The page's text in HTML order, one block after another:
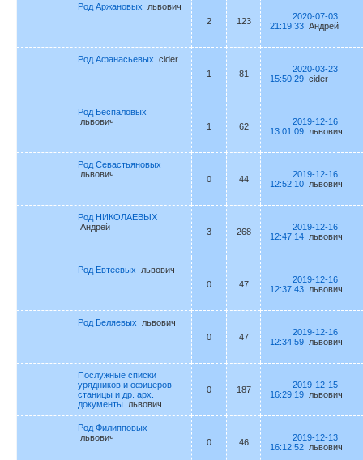
Род Аржановых
львович
2
123
2020-07-03
21:19:33 Андрей
Род Афанасьевых cider
1
81
2020-03-23
15:50:29 cider
Род Беспаловых
львович
1 62
2019-12-16
13:01:09 львович
Род Севастьяновых
львович
0 44
2019-12-16
12:52:10 львович
Род НИКОЛАЕВЫХ
Андрей
3 268
2019-12-16
12:47:14 львович
Род Евтеевых
львович
0
47
2019-12-16
12:37:43 львович
Род Беляевых
львович
0
47
2019-12-16
12:34:59 львович
Послужные списки
урядников и офицеров
станицы и др. арх.
документы львович
0 187
2019-12-15
16:29:19 львович
Род Филипповых
львович
0 46
2019-12-13
16:12:52 львович